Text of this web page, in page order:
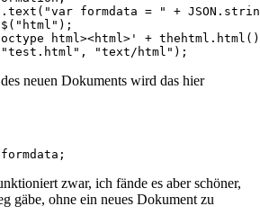
"test.html", "text/html");
neuen Dokuments wird das hier
zwar, ich fände es aber schöner,
gäbe, ohne ein neues Dokument zu